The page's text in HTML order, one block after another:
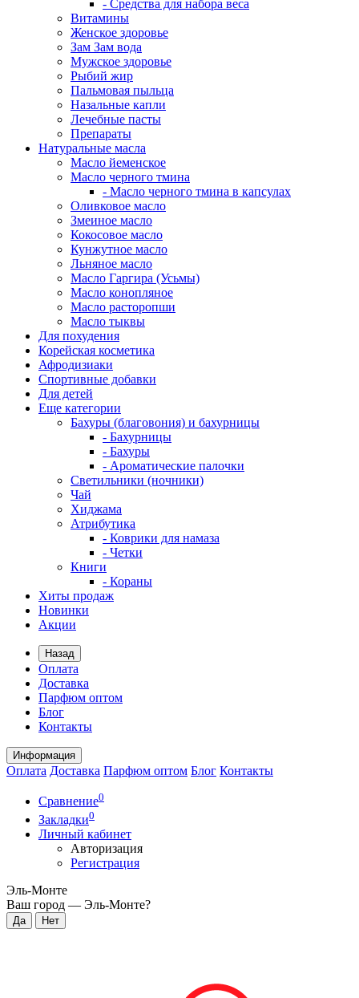
- Средства для набора веса
Витамины
Женское здоровье
Зам Зам вода
Мужское здоровье
Рыбий жир
Пальмовая пыльца
Назальные капли
Лечебные пасты
Препараты
Натуральные масла
Масло йеменское
Масло черного тмина
- Масло черного тмина в капсулах
Оливковое масло
Змеиное масло
Кокосовое масло
Кунжутное масло
Льняное масло
Масло Гаргира (Усьмы)
Масло конопляное
Масло расторопши
Масло тыквы
Для похудения
Корейская косметика
Афродизиаки
Спортивные добавки
Для детей
Еще категории
Бахуры (благовония) и бахурницы
- Бахурницы
- Бахуры
- Ароматические палочки
Светильники (ночники)
Чай
Хиджама
Атрибутика
- Коврики для намаза
- Четки
Книги
- Кораны
Хиты продаж
Новинки
Акции
Назад
Оплата
Доставка
Парфюм оптом
Блог
Контакты
Информация
Оплата Доставка Парфюм оптом Блог Контакты
Сравнение0
Закладки0
Личный кабинет
Авторизация
Регистрация
Эль-Монте
Ваш город — Эль-Монте?